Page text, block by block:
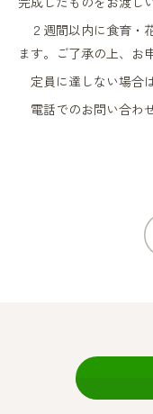
２週間以内に食育・
ます。ご了承の上、お
定員に達しない場合
電話でのお問い合わ